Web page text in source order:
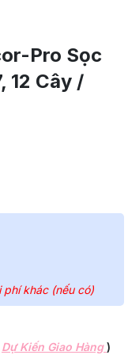
Pro Sọc
12 Cây /
phí khác (nếu có)
Dự Kiến Giao Hàng)